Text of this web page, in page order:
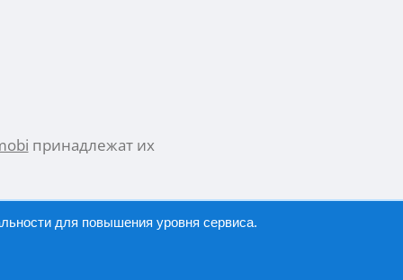
принадлежат их
для повышения уровня сервиса.